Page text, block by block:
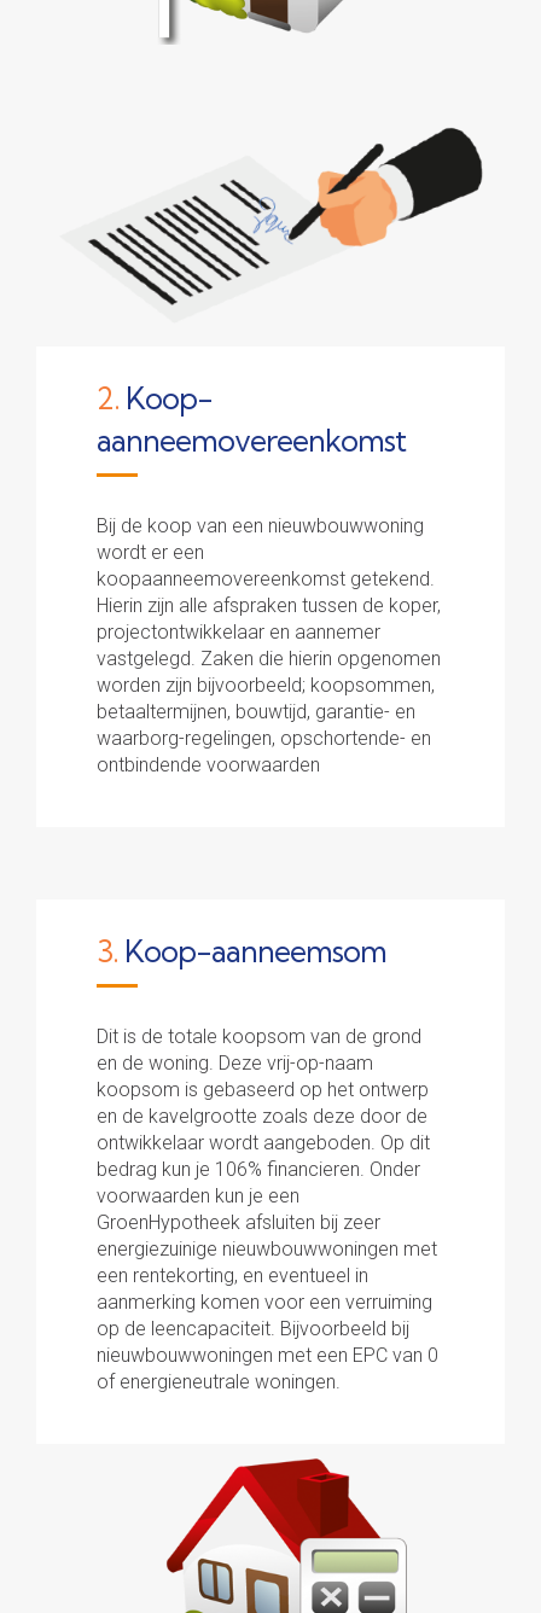
2. Koop-
aanneemovereenkomst
Bij de koop van een nieuwbouwwoning
wordt er een
koopaanneemovereenkomst getekend.
Hierin zijn alle afspraken tussen de koper,
projectontwikkelaar en aannemer
vastgelegd. Zaken die hierin opgenomen
worden zijn bijvoorbeeld; koopsommen,
betaaltermijnen, bouwtijd, garantie- en
waarborg-regelingen, opschortende- en
ontbindende voorwaarden
3. Koop-aanneemsom
Dit is de totale koopsom van de grond
en de woning. Deze vrij-op-naam
koopsom is gebaseerd op het ontwerp
en de kavelgrootte zoals deze door de
ontwikkelaar wordt aangeboden. Op dit
bedrag kun je 106% financieren. Onder
voorwaarden kun je een
GroenHypotheek afsluiten bij zeer
energiezuinige nieuwbouwwoningen met
een rentekorting, en eventueel in
aanmerking komen voor een verruiming
op de leencapaciteit. Bijvoorbeeld bij
nieuwbouwwoningen met een EPC van 0
of energieneutrale woningen.